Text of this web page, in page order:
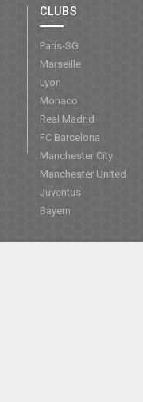
CLUBS
Paris-SG
Marseille
Lyon
Monaco
Real Madrid
FC Barcelona
Manchester City
Manchester United
Juventus
Bayern